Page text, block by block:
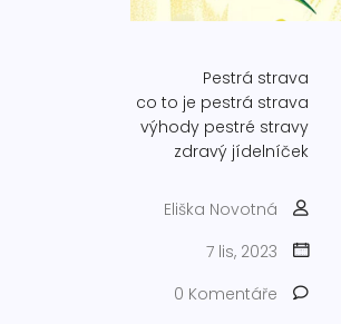
Pestrá strava
co to je pestrá strava
výhody pestré stravy
zdravý jídelníček
Eliška Novotná
7 lis, 2023
0 Komentáře